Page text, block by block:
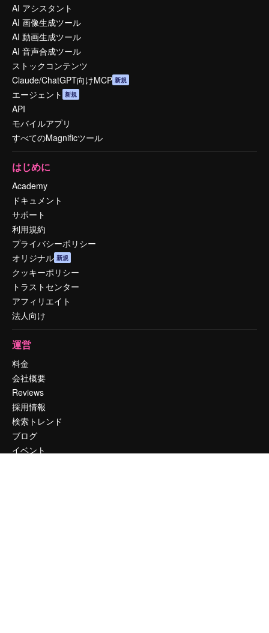
AI アシスタント
AI 画像生成ツール
AI 動画生成ツール
AI 音声合成ツール
ストックコンテンツ
Claude/ChatGPT向けMCP 新規
エージェント 新規
API
モバイルアプリ
すべてのMagnificツール
はじめに
Academy
ドキュメント
サポート
利用規約
プライバシーポリシー
オリジナル 新規
クッキーポリシー
トラストセンター
アフィリエイト
法人向け
運営
料金
会社概要
Reviews
採用情報
検索トレンド
ブログ
イベント